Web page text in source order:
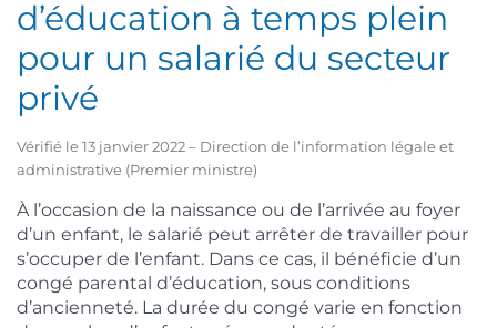
d’éducation à temps plein
pour un salarié du secteur
privé
Vérifié le 13 janvier 2022 – Direction de l’information légale et
administrative (Premier ministre)
À l’occasion de la naissance ou de l’arrivée au foyer
d’un enfant, le salarié peut arrêter de travailler pour
s’occuper de l’enfant. Dans ce cas, il bénéficie d’un
congé parental d’éducation, sous conditions
d’ancienneté. La durée du congé varie en fonction